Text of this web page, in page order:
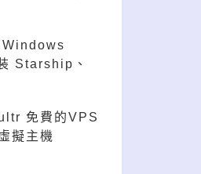
Windows
Starship、
免費的VPS
擬主機